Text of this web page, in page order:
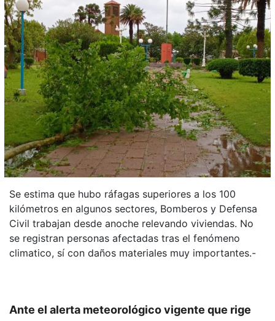
Se estima que hubo ráfagas superiores a los 100
kilómetros en algunos sectores, Bomberos y Defensa
Civil trabajan desde anoche relevando viviendas. No
se registran personas afectadas tras el fenómeno
climatico, sí con daños materiales muy importantes.-
Ante el alerta meteorológico vigente que rige